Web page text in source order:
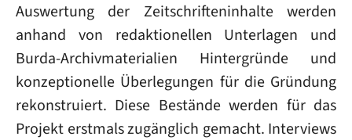
Auswertung der Zeitschrifteninhalte werden
anhand von redaktionellen Unterlagen und
Burda-Archivmaterialien Hintergründe und
konzeptionelle Überlegungen für die Gründung
rekonstruiert. Diese Bestände werden für das
Projekt erstmals zugänglich gemacht. Interviews